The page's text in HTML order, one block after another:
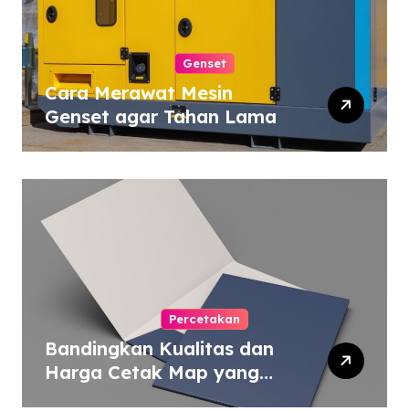
Genset
Cara Merawat Mesin
Genset agar Tahan Lama
Percetakan
Bandingkan Kualitas dan
Harga Cetak Map yang
Murah atau Mahal